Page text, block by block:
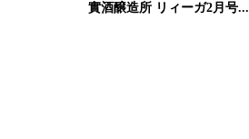
實酒醸造所 リィーガ2月号...